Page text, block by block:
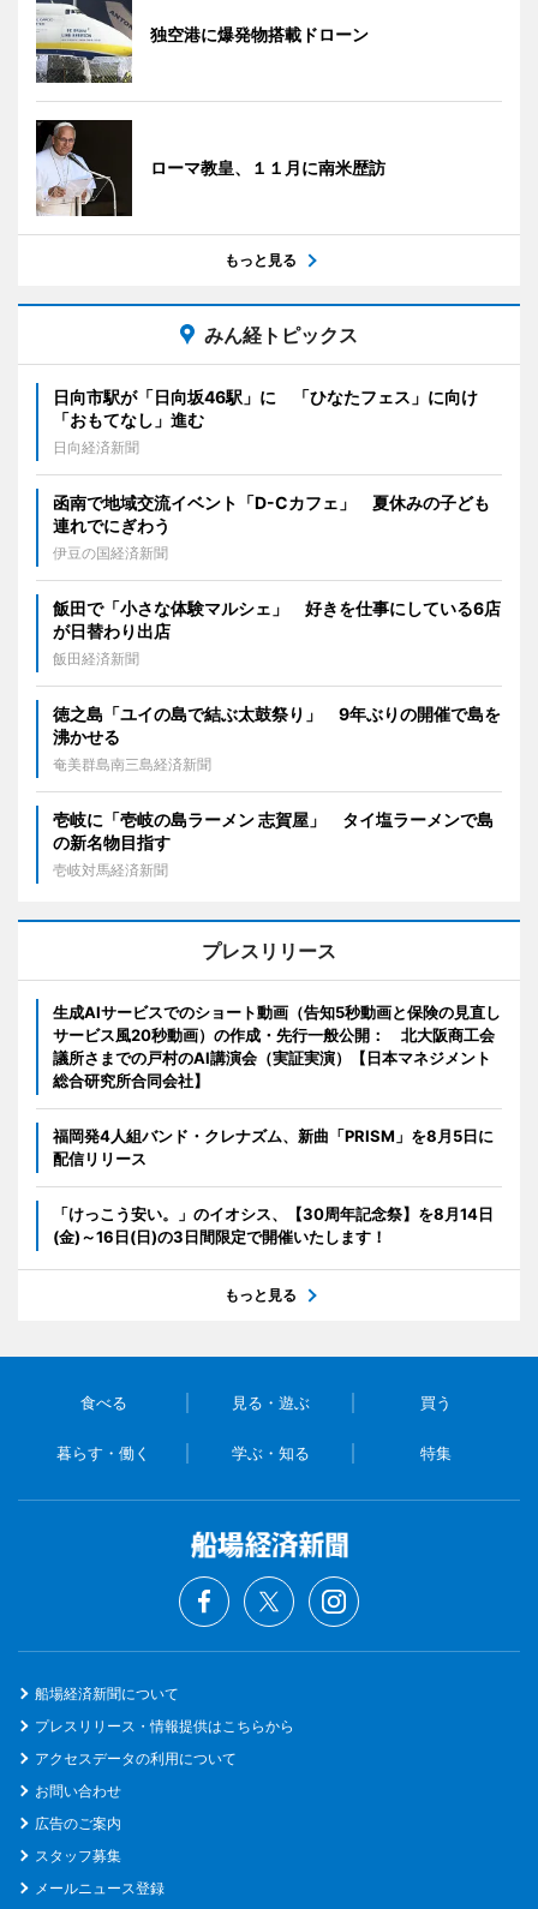
独空港に爆発物搭載ドローン
ローマ教皇、１１月に南米歴訪
もっと見る
みん経トピックス
日向市駅が「日向坂46駅」に 「ひなたフェス」に向け
「おもてなし」進む
日向経済新聞
函南で地域交流イベント「D-Cカフェ」 夏休みの子ども
連れでにぎわう
伊豆の国経済新聞
飯田で「小さな体験マルシェ」 好きを仕事にしている6店
が日替わり出店
飯田経済新聞
徳之島「ユイの島で結ぶ太鼓祭り」 9年ぶりの開催で島を
沸かせる
奄美群島南三島経済新聞
壱岐に「壱岐の島ラーメン 志賀屋」 タイ塩ラーメンで島
の新名物目指す
壱岐対馬経済新聞
プレスリリース
生成AIサービスでのショート動画（告知5秒動画と保険の見直し
サービス風20秒動画）の作成・先行一般公開： 北大阪商工会
議所さまでの戸村のAI講演会（実証実演）【日本マネジメント
総合研究所合同会社】
福岡発4人組バンド・クレナズム、新曲「PRISM」を8月5日に
配信リリース
「けっこう安い。」のイオシス、【30周年記念祭】を8月14日
(金)～16日(日)の3日間限定で開催いたします！
もっと見る
食べる 見る・遊ぶ 買う
暮らす・働く 学ぶ・知る 特集
船場経済新聞について
プレスリリース・情報提供はこちらから
アクセスデータの利用について
お問い合わせ
広告のご案内
スタッフ募集
メールニュース登録